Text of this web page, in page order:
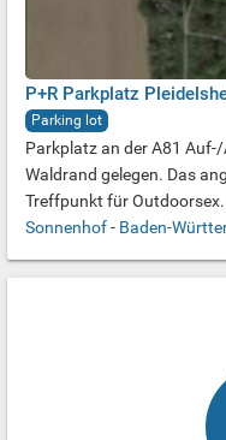
P+R Parkplatz
Parking lot
Parkplatz an der A81
Waldrand gelegen. Das
Treffpunkt für Outdoorsex.
Sonnenhof- Baden-